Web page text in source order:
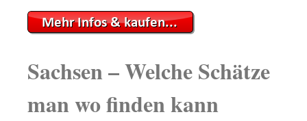
Sachsen – Welche Schätze
man wo finden kann